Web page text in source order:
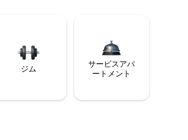
ジム
サービスアパ
ートメント